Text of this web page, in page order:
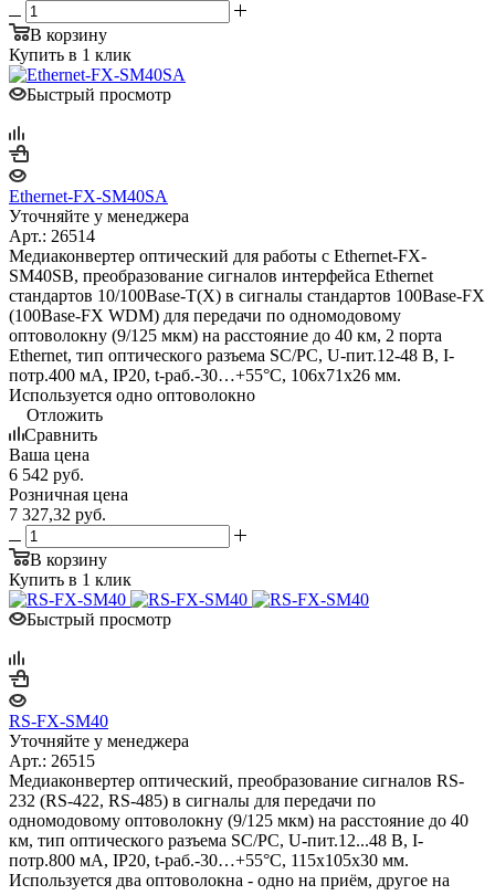
В корзину
Купить в 1 клик
Быстрый просмотр
Ethernet-FX-SM40SA
Уточняйте у менеджера
Арт.: 26514
Медиаконвертер оптический для работы с Ethernet-FX-
SM40SB, преобразование сигналов интерфейса Ethernet
стандартов 10/100Base-T(X) в сигналы стандартов 100Base-FX
(100Base-FX WDM) для передачи по одномодовому
оптоволокну (9/125 мкм) на расстояние до 40 км, 2 порта
Ethernet, тип оптического разъема SC/PC, U-пит.12-48 В, I-
потр.400 мА, IP20, t-раб.-30…+55°С, 106x71x26 мм.
Используется одно оптоволокно
Отложить
Сравнить
Ваша цена
6 542 руб.
Розничная цена
7 327,32 руб.
В корзину
Купить в 1 клик
Быстрый просмотр
RS-FX-SM40
Уточняйте у менеджера
Арт.: 26515
Медиаконвертер оптический, преобразование сигналов RS-
232 (RS-422, RS-485) в сигналы для передачи по
одномодовому оптоволокну (9/125 мкм) на расстояние до 40
км, тип оптического разъема SC/PC, U-пит.12...48 В, I-
потр.800 мА, IP20, t-раб.-30…+55°С, 115x105x30 мм.
Используется два оптоволокна - одно на приём, другое на